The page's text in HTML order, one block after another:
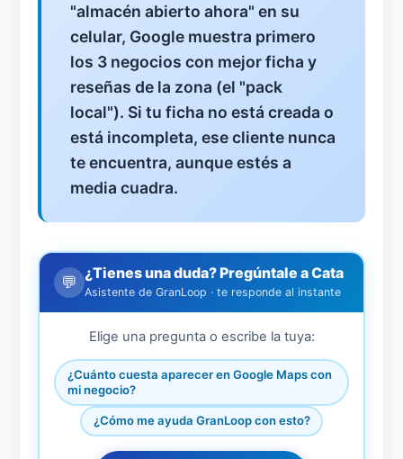
"almacén abierto ahora" en su
celular, Google muestra primero
los 3 negocios con mejor ficha y
reseñas de la zona (el "pack
local"). Si tu ficha no está creada o
está incompleta, ese cliente nunca
te encuentra, aunque estés a
media cuadra.
💬 ¿Tienes una duda? Pregúntale a Cata
Asistente de GranLoop · te responde al instante
Elige una pregunta o escribe la tuya:
¿Cuánto cuesta aparecer en Google Maps con
mi negocio?
¿Cómo me ayuda GranLoop con esto?